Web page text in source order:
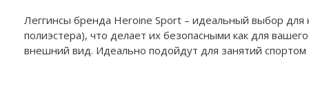
Леггинсы бренда Heroine Sport – идеальный выбор для
полиэстера), что делает их безопасными как для
внешний вид. Идеально подойдут для занятий